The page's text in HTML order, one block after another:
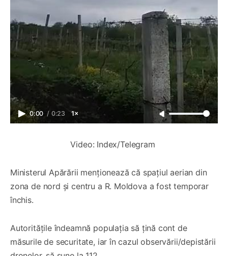
0:00 / 0:23 1×
Video: Index/Telegram
Ministerul Apărării menționează că spațiul aerian din
zona de nord și centru a R. Moldova a fost temporar
închis.
Autoritățile îndeamnă populația să țină cont de
măsurile de securitate, iar în cazul observării/depistării